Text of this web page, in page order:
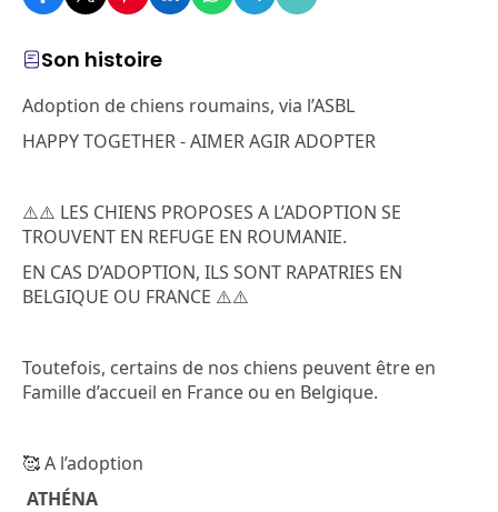
Son histoire
Adoption de chiens roumains, via l’ASBL
HAPPY TOGETHER - AIMER AGIR ADOPTER
⚠️⚠️ LES CHIENS PROPOSES A L’ADOPTION SE
TROUVENT EN REFUGE EN ROUMANIE.
EN CAS D’ADOPTION, ILS SONT RAPATRIES EN
BELGIQUE OU FRANCE ⚠️⚠️
Toutefois, certains de nos chiens peuvent être en
Famille d’accueil en France ou en Belgique.
🥰 A l’adoption
ATHÉNA